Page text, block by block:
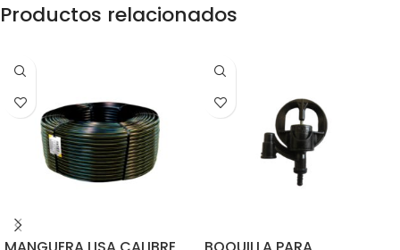
Productos relacionados